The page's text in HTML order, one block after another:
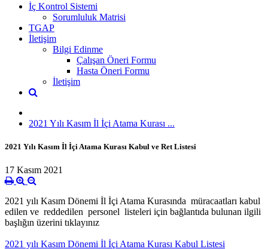
İç Kontrol Sistemi
Sorumluluk Matrisi
TGAP
İletişim
Bilgi Edinme
Çalışan Öneri Formu
Hasta Öneri Formu
İletişim
2021 Yılı Kasım İl İçi Atama Kurası ...
2021 Yılı Kasım İl İçi Atama Kurası Kabul ve Ret Listesi
17 Kasım 2021
2021 yılı Kasım Dönemi İl İçi Atama Kurasında müracaatları kabul
edilen ve reddedilen personel listeleri için bağlantıda bulunan ilgili
başlığın üzerini tıklayınız
2021 yılı Kasım Dönemi İl İçi Atama Kurası Kabul Listesi